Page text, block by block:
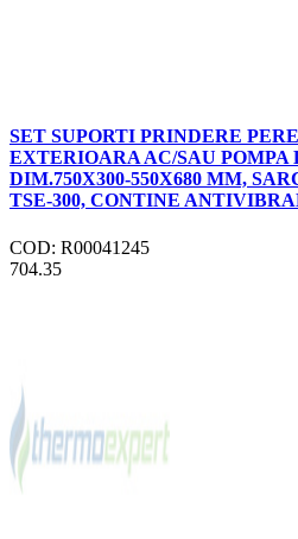
SET SUPORTI PRINDERE
EXTERIOARA AC/SAU POMPA
DIM.750X300-550X680 MM,
TSE-300, CONTINE
COD: R00041245
704.35